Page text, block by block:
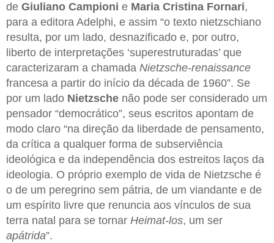
de Giuliano Campioni e Maria Cristina Fornari,
para a editora Adelphi, e assim “o texto nietzschiano
resulta, por um lado, desnazificado e, por outro,
liberto de interpretações ‘superestruturadas’ que
caracterizaram a chamada Nietzsche-renaissance
francesa a partir do início da década de 1960”. Se
por um lado Nietzsche não pode ser considerado um
pensador “democrático”, seus escritos apontam de
modo claro “na direção da liberdade de pensamento,
da crítica a qualquer forma de subserviência
ideológica e da independência dos estreitos laços da
ideologia. O próprio exemplo de vida de Nietzsche é
o de um peregrino sem pátria, de um viandante e de
um espírito livre que renuncia aos vínculos de sua
terra natal para se tornar Heimat-los, um ser
apátrida”.